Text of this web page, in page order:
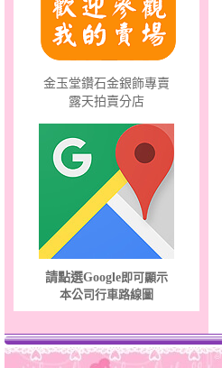
幸福洋溢～金銀鋼套鍊
金玉堂鑽石金銀飾專賣
露天拍賣分店
請點選Google即可顯示
本公司行車路線圖